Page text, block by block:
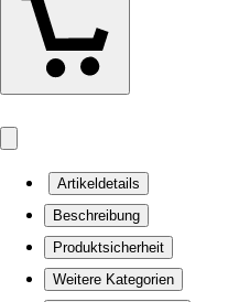
Artikeldetails
Beschreibung
Produktsicherheit
Weitere Kategorien